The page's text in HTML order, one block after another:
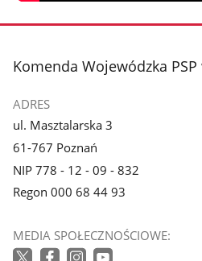
stopka
Komenda Wojewódzka
ADRES
ul. Masztalarska 3
61-767 Poznań
NIP 778 - 12 - 09 - 832
Regon 000 68 44 93
MEDIA SPOŁECZNOŚCIOWE: